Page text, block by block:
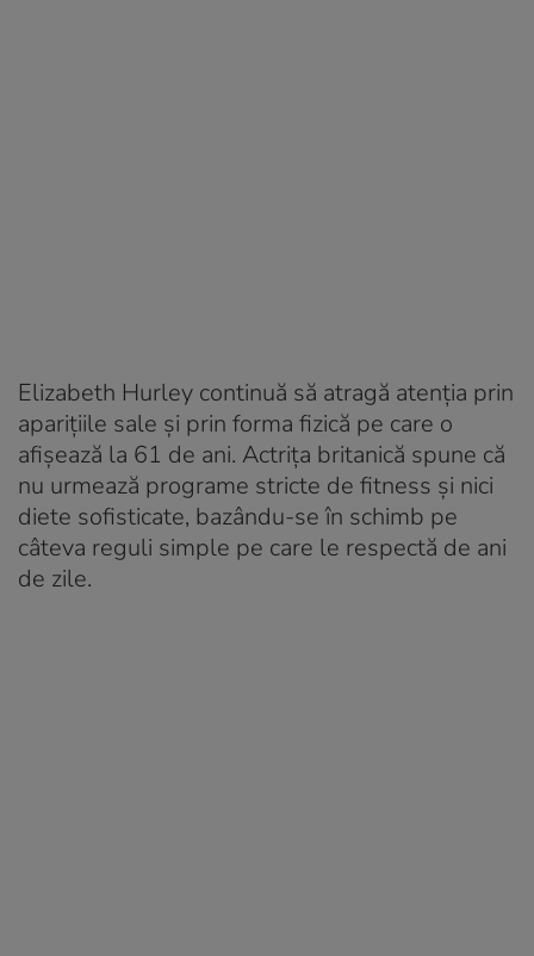
Elizabeth Hurley continuă să atragă atenția prin
aparițiile sale și prin forma fizică pe care o
afișează la 61 de ani. Actrița britanică spune că
nu urmează programe stricte de fitness și nici
diete sofisticate, bazându-se în schimb pe
câteva reguli simple pe care le respectă de ani
de zile.